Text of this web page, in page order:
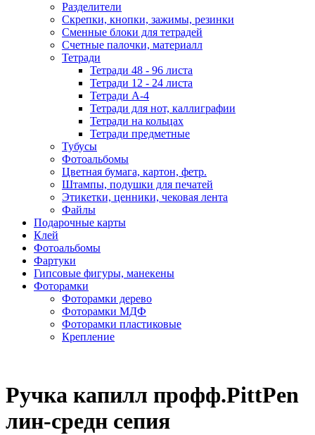
Разделители
Скрепки, кнопки, зажимы, резинки
Сменные блоки для тетрадей
Счетные палочки, материалл
Тетради
Тетради 48 - 96 листа
Тетради 12 - 24 листа
Тетради А-4
Тетради для нот, каллиграфии
Тетради на кольцах
Тетради предметные
Тубусы
Фотоальбомы
Цветная бумага, картон, фетр.
Штампы, подушки для печатей
Этикетки, ценники, чековая лента
Файлы
Подарочные карты
Клей
Фотоальбомы
Фартуки
Гипсовые фигуры, манекены
Фоторамки
Фоторамки дерево
Фоторамки МДФ
Фоторамки пластиковые
Крепление
Ручка капилл профф.PittPen
лин-средн сепия